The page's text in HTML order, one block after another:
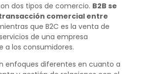
dos tipos de comercio. B2B se
comercial entre
que B2C es la venta de
de una empresa
a los consumidores.
enfoques diferentes en cuanto a